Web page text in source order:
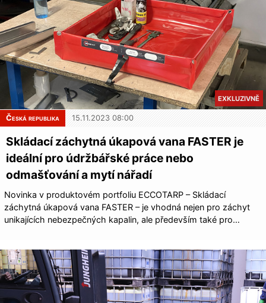
EXKLUZIVNĚ
Česká republika 15.11.2023 08:00
Skládací záchytná úkapová vana FASTER je
ideální pro údržbářské práce nebo
odmašťování a mytí nářadí
Novinka v produktovém portfoliu ECCOTARP – Skládací
záchytná úkapová vana FASTER – je vhodná nejen pro záchyt
unikajících nebezpečných kapalin, ale především také pro…